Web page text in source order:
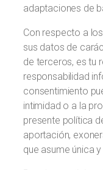
adaptaciones de
Con respecto a
sus datos de
de terceros, es tu
responsabilidad
consentimiento
intimidad o a la
presente política
aportación,
que asume única